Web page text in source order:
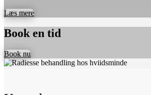
Læs mere
Book en tid
Book nu